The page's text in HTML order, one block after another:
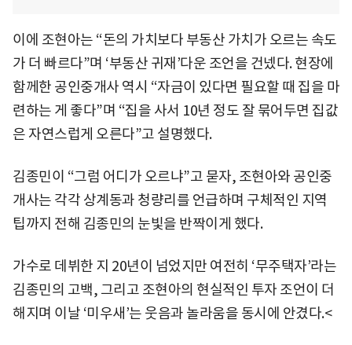
이에 조현아는 “돈의 가치보다 부동산 가치가 오르는 속도
가 더 빠르다”며 ‘부동산 귀재’다운 조언을 건넸다. 현장에
함께한 공인중개사 역시 “자금이 있다면 필요할 때 집을 마
련하는 게 좋다”며 “집을 사서 10년 정도 잘 묶어두면 집값
은 자연스럽게 오른다”고 설명했다.
김종민이 “그럼 어디가 오르냐”고 묻자, 조현아와 공인중
개사는 각각 상계동과 청량리를 언급하며 구체적인 지역
팁까지 전해 김종민의 눈빛을 반짝이게 했다.
가수로 데뷔한 지 20년이 넘었지만 여전히 ‘무주택자’라는
김종민의 고백, 그리고 조현아의 현실적인 투자 조언이 더
해지며 이날 ‘미우새’는 웃음과 놀라움을 동시에 안겼다.<